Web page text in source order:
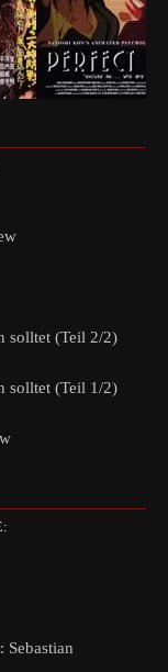
solltet (Teil 2/2)
solltet (Teil 1/2)